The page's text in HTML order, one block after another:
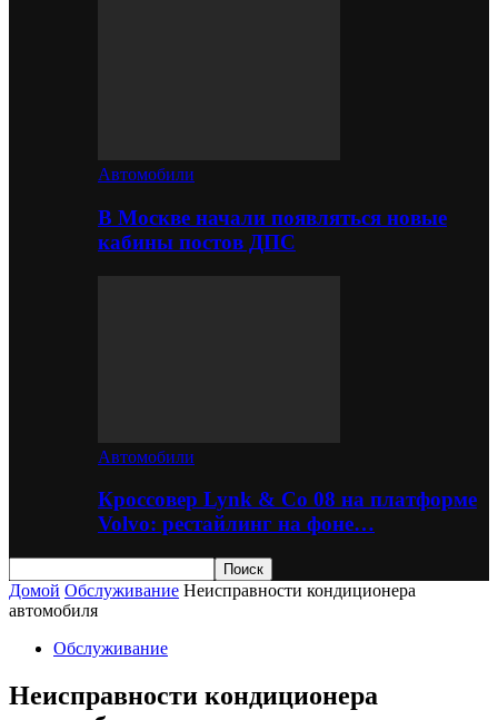
Автомобили
В Москве начали появляться новые
кабины постов ДПС
Автомобили
Кроссовер Lynk & Co 08 на платформе
Volvo: рестайлинг на фоне…
Домой Обслуживание Неисправности кондиционера
автомобиля
Обслуживание
Неисправности кондиционера